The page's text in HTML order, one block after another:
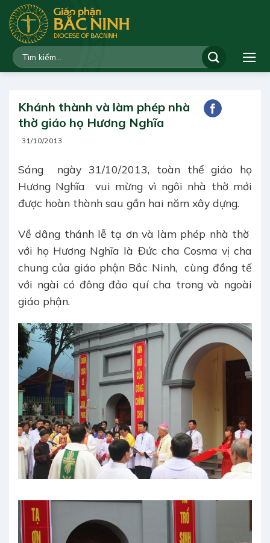
qua
dung
Khánh thành và làm phép nhà
thờ giáo họ Hương Nghĩa
31/10/2013
Sáng ngày 31/10/2013, toàn thể giáo họ
Hương Nghĩa vui mừng vì ngôi nhà thờ mới
được hoàn thành sau gần hai năm xây dựng.
Về dâng thánh lễ tạ ơn và làm phép nhà thờ
với họ Hương Nghĩa là Đức cha Cosma vị cha
chung của giáo phận Bắc Ninh, cùng đồng tế
với ngài có đông đảo quí cha trong và ngoài
giáo phận.